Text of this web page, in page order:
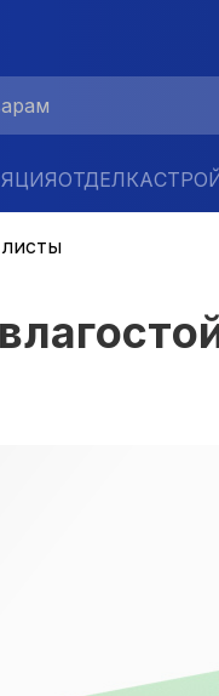
ОТДЕЛКА